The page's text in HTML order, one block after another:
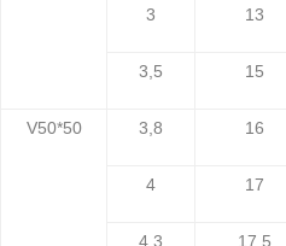
3 13
3,5 15
V50*50 3,8 16
4 17
4,3 17,5